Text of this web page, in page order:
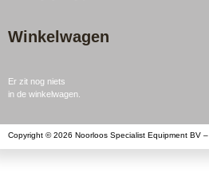
Winkelwagen
Er zit nog niets
in de winkelwagen.
Copyright © 2026 Noorloos Specialist Equipment BV